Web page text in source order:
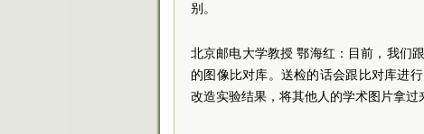
别。
北京邮电大学教授 鄂海红：目前，我们
的图像比对库。送检的话会跟比对库进
改造实验结果，将其他人的学术图片拿过